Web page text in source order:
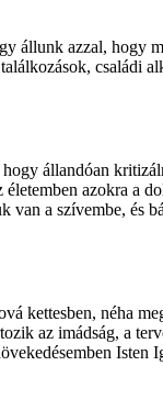
állunk azzal, hogy
családi
állandóan
azokra a
a szívembe, és
kettesben, néha
az imádság, a
Isten